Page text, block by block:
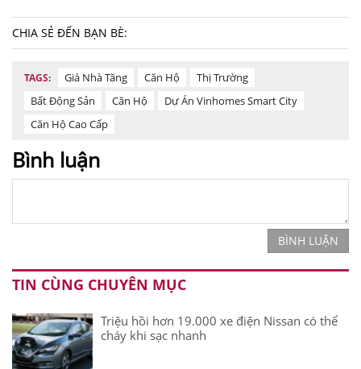
CHIA SẺ ĐẾN BẠN BÈ:
TAGS: Giá Nhà Tăng Căn Hộ
Thị Trường
Bất Động Sản
Căn Hộ
Dự Án Vinhomes Smart City
Căn Hộ Cao Cấp
Bình luận
BÌNH LUẬN
TIN CÙNG CHUYÊN MỤC
Triệu hồi hơn 19.000 xe điện Nissan có thể
cháy khi sạc nhanh